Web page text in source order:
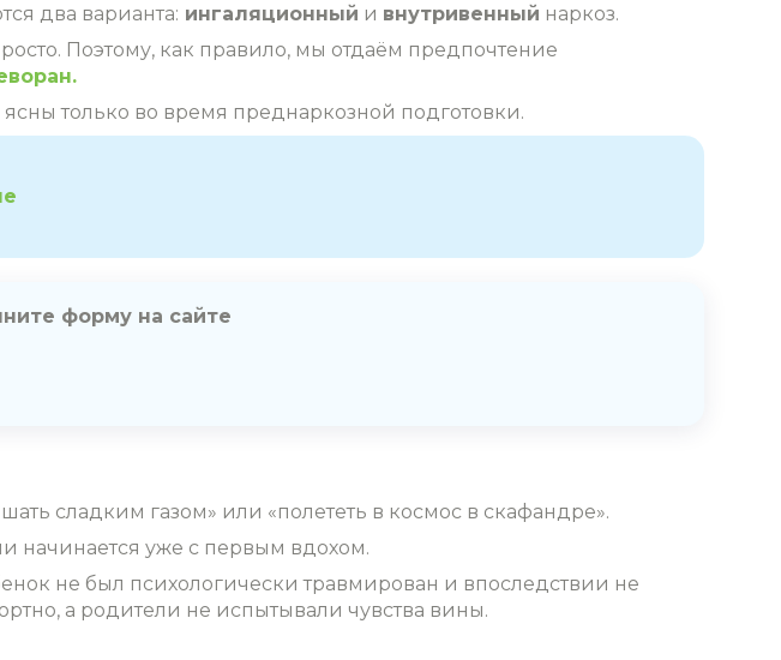
два варианта: ингаляционный и внутривенный наркоз.
Поэтому, как правило, мы отдаём предпочтение
только во время преднаркозной подготовки.
форму на сайте
сладким газом» или «полететь в космос в скафандре».
начинается уже с первым вдохом.
не был психологически травмирован и впоследствии не
а родители не испытывали чувства вины.